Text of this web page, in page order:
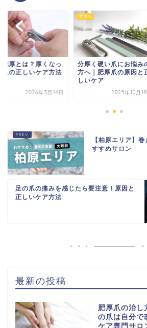
肥厚とは？厚くなっ
爪の正しいケア方法
2026年3月14日
肥厚爪
分厚く硬い爪にお悩み
方へ｜肥厚爪の原因と
しいケア
2025年10月
【柏原エリア】
すすめサロン
足の爪の痛みを感じたら要注意！原因と
正しいケア方法
最新の投稿
肥厚爪の治し
の爪は自分で
ケア専門サロ